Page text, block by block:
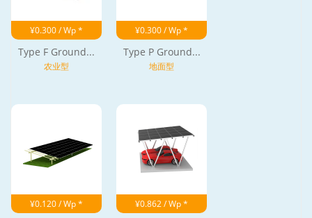
¥0.300 / Wp *
Type F Ground...
农业型
¥0.300 / Wp *
Type P Ground...
地面型
¥0.120 / Wp * ¥0.862 / Wp *